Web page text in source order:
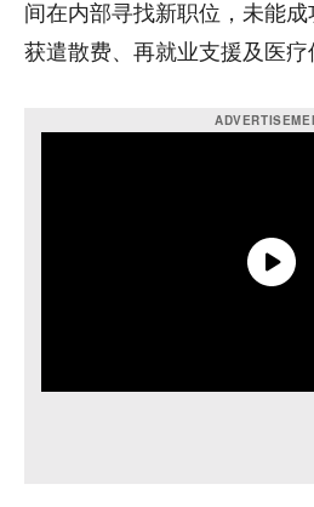
间在内部寻找新职位，未能
获遣散费、再就业支援及医疗